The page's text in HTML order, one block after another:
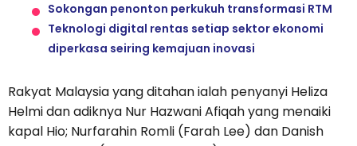
Sokongan penonton perkukuh transformasi RTM
Teknologi digital rentas setiap sektor ekonomi
diperkasa seiring kemajuan inovasi
Rakyat Malaysia yang ditahan ialah penyanyi Heliza
Helmi dan adiknya Nur Hazwani Afiqah yang menaiki
kapal Hio; Nurfarahin Romli (Farah Lee) dan Danish